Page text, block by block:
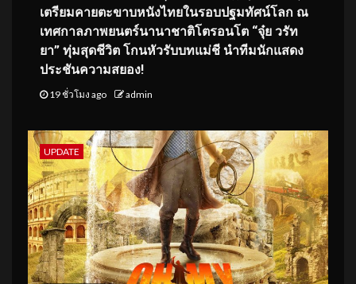
เตรียมคายตะขาบหนังไทยในรอบปฐมทัศน์โลก ณ
เทศกาลภาพยนตร์นานาชาติโตรอนโต “จุ๋ย วรัท
ยา” ทุ่มสุดชีวิต โกนหัวรับบทแม่ชี นำทีมนักแสดง
ประชันความสยอง!
19 ชั่วโมง ago admin
UPDATE